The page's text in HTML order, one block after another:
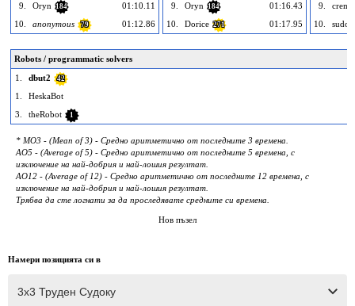
9.
Oryn 184
01:10.11
10.
anonymous 79 01:12.86
9.
Oryn 184
01:16.43
10.
Dorice 271 01:17.95
9.
crema
10.
Robots / programmatic solvers
1.
dbut2 42
1.
HeskaBot
3.
theRobot 1
* MO3 - (Mean of 3) - Средно аритметично от последните 3 времена.
AO5 - (Average of 5) - Средно аритметично от последните 5 времена, с
изключение на най-добрия и най-лошия резултат.
AO12 - (Average of 12) - Средно аритметично от последните 12 времена, с
изключение на най-добрия и най-лошия резултат.
Трябва да сте логнати за да проследявате средните си времена.
Нов пъзел
Намери позицията си в